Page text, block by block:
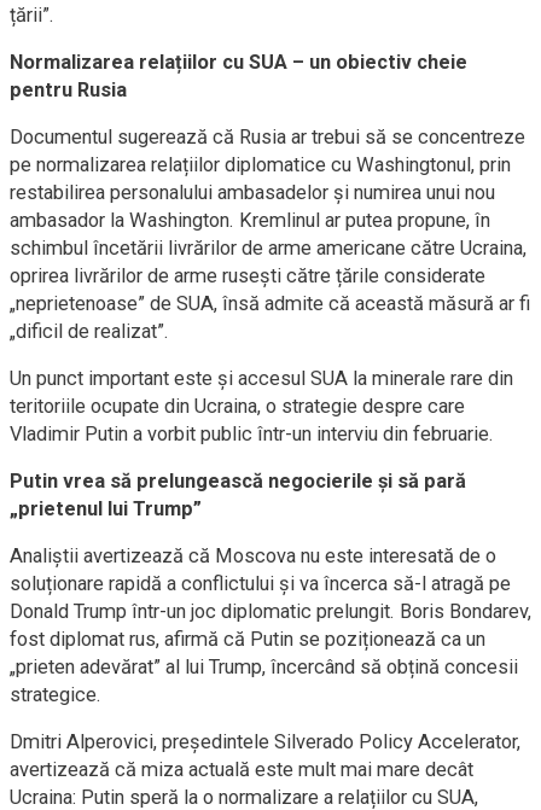
țării”.
Normalizarea relațiilor cu SUA – un obiectiv cheie
pentru Rusia
Documentul sugerează că Rusia ar trebui să se concentreze
pe normalizarea relațiilor diplomatice cu Washingtonul, prin
restabilirea personalului ambasadelor și numirea unui nou
ambasador la Washington. Kremlinul ar putea propune, în
schimbul încetării livrărilor de arme americane către Ucraina,
oprirea livrărilor de arme rusești către țările considerate
„neprietenoase” de SUA, însă admite că această măsură ar fi
„dificil de realizat”.
Un punct important este și accesul SUA la minerale rare din
teritoriile ocupate din Ucraina, o strategie despre care
Vladimir Putin a vorbit public într-un interviu din februarie.
Putin vrea să prelungească negocierile și să pară
„prietenul lui Trump”
Analiștii avertizează că Moscova nu este interesată de o
soluționare rapidă a conflictului și va încerca să-l atragă pe
Donald Trump într-un joc diplomatic prelungit. Boris Bondarev,
fost diplomat rus, afirmă că Putin se poziționează ca un
„prieten adevărat” al lui Trump, încercând să obțină concesii
strategice.
Dmitri Alperovici, președintele Silverado Policy Accelerator,
avertizează că miza actuală este mult mai mare decât
Ucraina: Putin speră la o normalizare a relațiilor cu SUA,